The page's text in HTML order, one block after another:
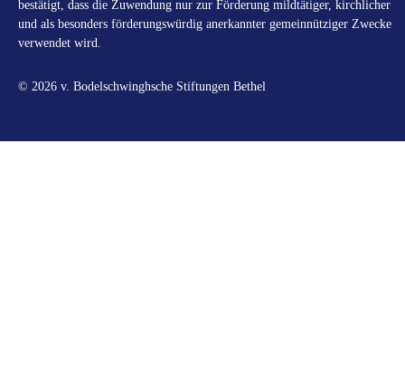
bestätigt, dass die Zuwendung nur zur Förderung mildtätiger, kirchlicher
und als besonders förderungswürdig anerkannter gemeinnütziger Zwecke
verwendet wird.
© 2026 v. Bodelschwinghsche Stiftungen Bethel